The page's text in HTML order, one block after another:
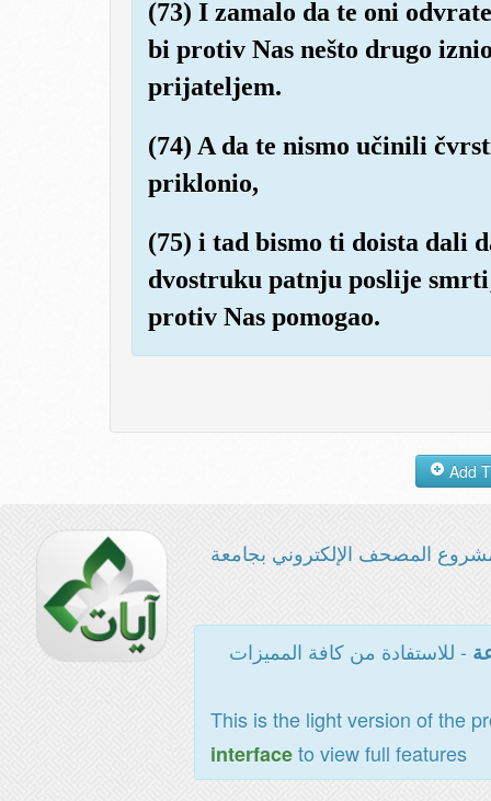
(73) I zamalo da te oni
bi protiv Nas nešto drugo
prijateljem.
(74) A da te nismo učinili
priklonio,
(75) i tad bismo ti doista dali
dvostruku patnju poslije
protiv Nas pomogao.
المصحف الإلكتروني بجامعة
- للاستفادة من كافة المميزات
This is the light version of the
interfaceto view full features